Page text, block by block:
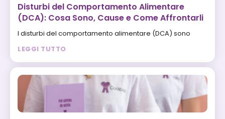
Disturbi del Comportamento Alimentare
(DCA): Cosa Sono, Cause e Come Affrontarli
I disturbi del comportamento alimentare (DCA) sono
LEGGI TUTTO